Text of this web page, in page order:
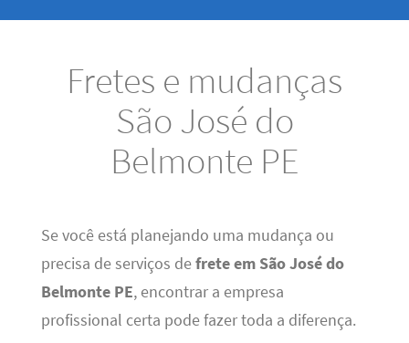
Fretes e mudanças
São José do
Belmonte PE
Se você está planejando uma mudança ou
precisa de serviços defrete em São José do
Belmonte PE, encontrar a empresa
profissional certa pode fazer toda a diferença.